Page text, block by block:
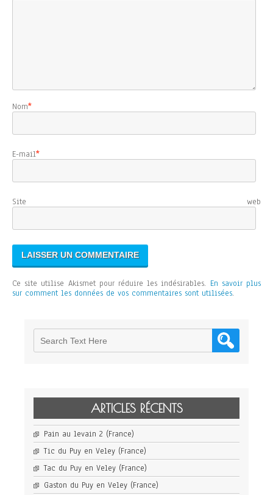
Nom*
E-mail*
Site web
Ce site utilise Akismet pour réduire les indésirables. En savoir plus
sur comment les données de vos commentaires sont utilisées.
ARTICLES RÉCENTS
Pain au levain 2 (France)
Tic du Puy en Veley (France)
Tac du Puy en Veley (France)
Gaston du Puy en Veley (France)